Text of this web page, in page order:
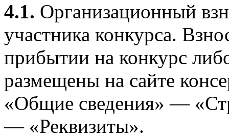
4.1. Организационный
участника конкурса.
прибытии на конкурс
размещены на сайте
«Общие сведения» —
— «Реквизиты».